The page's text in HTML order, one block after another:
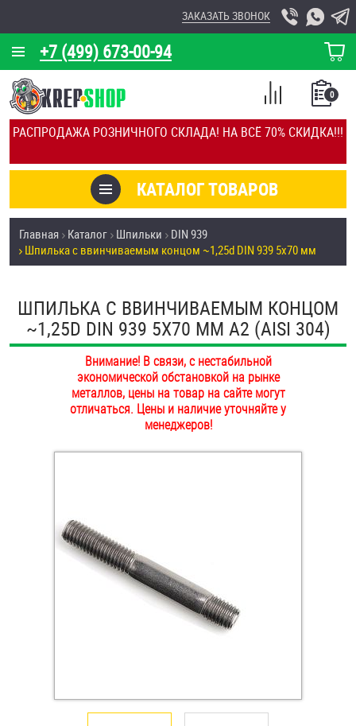
РАСПРОДАЖА РОЗНИЧНОГО СКЛАДА! НА ВСЁ 70% СКИДКА!!!
+7 (499) 673-00-94
ЗАКАЗАТЬ ЗВОНОК
КОРЗИНА
О КОМПАНИИ
КАЛЬКУЛЯТОР
ОТЗЫВЫ
УСЛУГИ
СКИДКИ
ОПТ
ПОКУПАТЕЛЯМ
ОПЛАТА И ДОСТАВКА
НАШИ МАГАЗИНЫ
КАТАЛОГ ТОВАРОВ
0
СПИСОК
СРАВНЕНИЕ
Товары со скидкой
Анкеры
Антивандальный крепёж, инструмент
Болты и винты
Втулки
Заклепки (Гайки-Заклепки)
Крюки, кольца с шурупной резьбой
Главная Каталог Шпильки
DIN 939
Шпилька c ввинчиваемым концом ~1,25d DIN 939 5х70 мм
ШПИЛЬКА C ВВИНЧИВАЕМЫМ КОНЦОМ
~1,25D DIN 939 5Х70 ММ А2 (AISI 304)
Внимание! В связи, с нестабильной
экономической обстановкой на рынке
металлов, цены на товар на сайте могут
отличаться. Цены и наличие уточняйте у
менеджеров!